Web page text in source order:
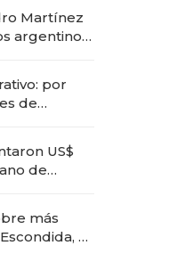
Martínez
argentinos
por
de
US$
de
más
el